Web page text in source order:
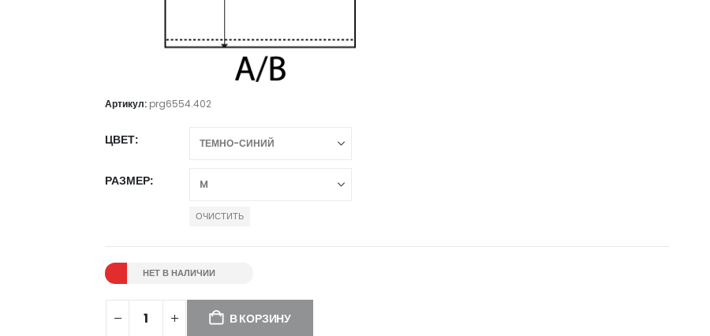
Артикул: prg6554.402
ЦВЕТ
РАЗМЕР
ОЧИСТИТЬ
НЕТ В НАЛИЧИИ
В КОРЗИНУ